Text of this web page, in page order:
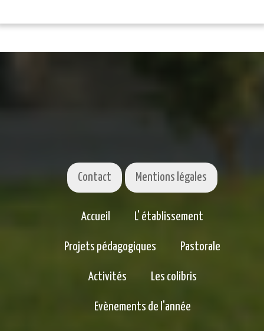
Contact Mentions légales
Accueil L' établissement
Projets pédagogiques Pastorale
Activités Les colibris
Evènements de l'année